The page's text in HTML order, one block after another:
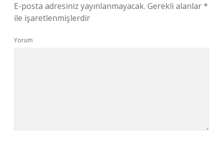
E-posta adresiniz yayınlanmayacak. Gerekli alanlar*
ile işaretlenmişlerdir
Yorum